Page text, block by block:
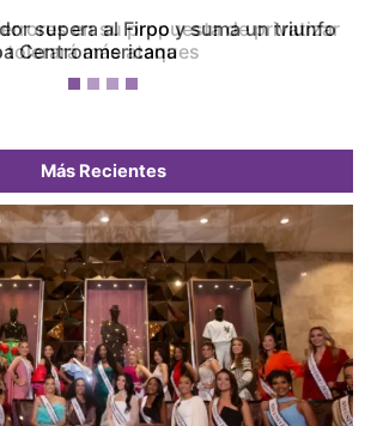
errores en su propuesta de privatizar
tolerará más ataques
Más Recientes